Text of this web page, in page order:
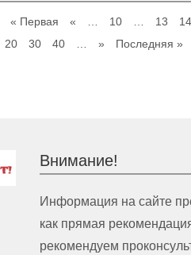
« Первая « 10 13 14
20
30 40 » Последняя »
Внимание!
Информация на сайте
как прямая
рекомендуем